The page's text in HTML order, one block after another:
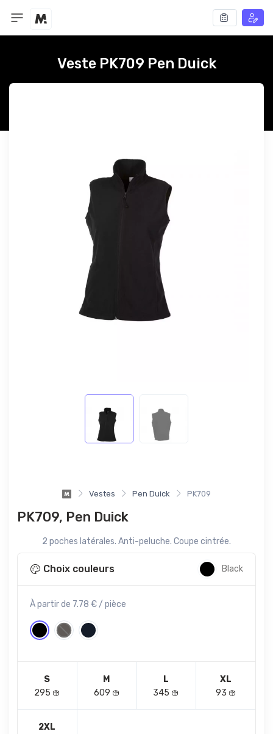
Veste PK709 Pen Duick
Vestes Pen Duick PK709
PK709, Pen Duick
2 poches latérales. Anti-peluche. Coupe cintrée.
Choix couleurs Black
À partir de 7.78 € / pièce
S
295
M
609
L
345
XL
93
2XL